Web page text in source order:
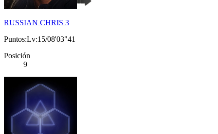
RUSSIAN CHRIS 3
Puntos:Lv:15/08'03"41
Posición
9